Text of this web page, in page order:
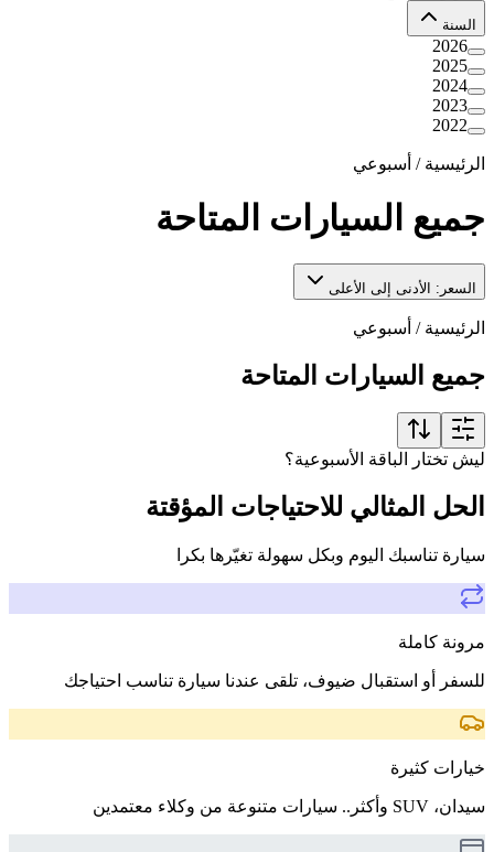
السنة
2026
2025
2024
2023
2022
الرئيسية / أسبوعي
جميع السيارات المتاحة
السعر: الأدنى إلى الأعلى
الرئيسية / أسبوعي
جميع السيارات المتاحة
ليش تختار الباقة الأسبوعية؟
الحل المثالي للاحتياجات المؤقتة
سيارة تناسبك اليوم وبكل سهولة تغيّرها بكرا
مرونة كاملة
للسفر أو استقبال ضيوف، تلقى عندنا سيارة تناسب احتياجك
خيارات كثيرة
سيدان، SUV وأكثر.. سيارات متنوعة من وكلاء معتمدين